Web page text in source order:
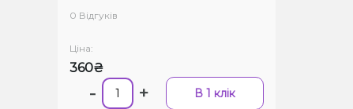
0 Відгуків
Ціна:
360₴
- + В 1 клік